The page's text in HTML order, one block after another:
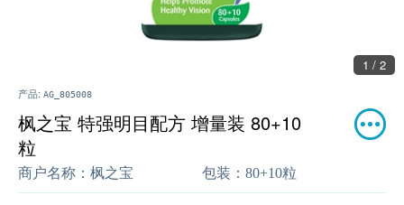
1 / 2
产品: AG_805008
枫之宝 特强明目配方 增量装 80+10
粒
商户名称： 枫之宝 包装： 80+10粒